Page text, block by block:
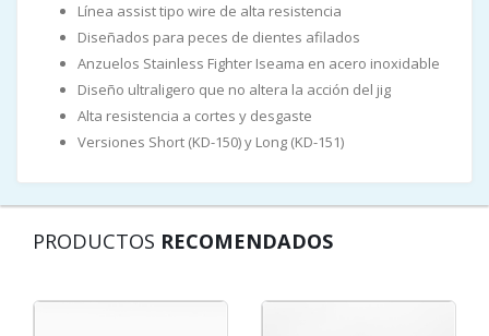
Línea assist tipo wire de alta resistencia
Diseñados para peces de dientes afilados
Anzuelos Stainless Fighter Iseama en acero inoxidable
Diseño ultraligero que no altera la acción del jig
Alta resistencia a cortes y desgaste
Versiones Short (KD-150) y Long (KD-151)
PRODUCTOS RECOMENDADOS